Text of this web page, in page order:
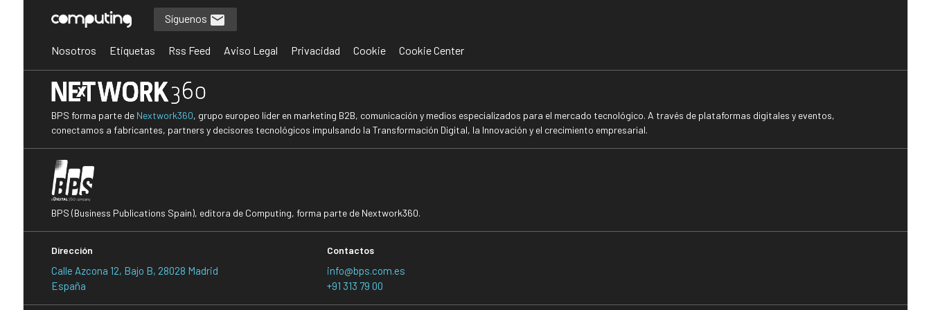
Síguenos
Nosotros Etiquetas Rss Feed Aviso Legal Privacidad Cookie Cookie Center
BPS forma parte de Nextwork360, grupo europeo líder en marketing B2B, comunicación y medios especializados para el mercado tecnológico. A través de plataformas digitales y eventos,
conectamos a fabricantes, partners y decisores tecnológicos impulsando la Transformación Digital, la Innovación y el crecimiento empresarial.
BPS (Business Publications Spain), editora de Computing, forma parte de Nextwork360.
Dirección
Calle Azcona 12, Bajo B, 28028 Madrid
España
Contactos
info@bps.com.es
+91 313 79 00